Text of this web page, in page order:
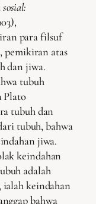
para filsuf
pemikiran atas
dan jiwa.
tubuh
Plato
tubuh dan
tubuh, bahwa
jiwa.
keindahan
adalah
keindahan
bahwa